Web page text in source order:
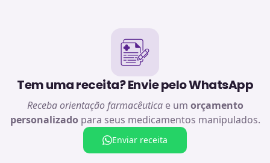
Tem uma receita? Envie pelo WhatsApp
Receba orientação farmacêuticae um orçamento
personalizado para seus medicamentos manipulados.
Enviar receita